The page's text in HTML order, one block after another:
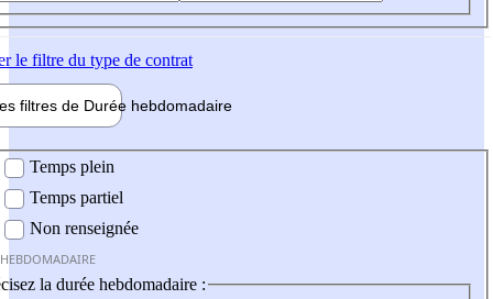
le filtre du type de contrat
filtres de Durée hebdomadaire
Temps plein
Temps partiel
Non renseignée
la durée hebdomadaire :